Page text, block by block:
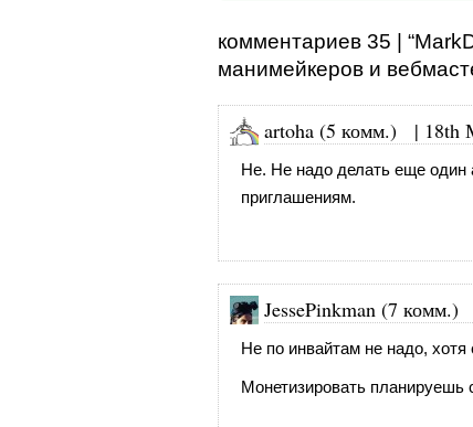
комментариев 35 |
манимейкеров и
artoha (5 комм.) | 18th
Не. Не надо делать еще один
приглашениям.
JessePinkman (7 комм.)
Не по инвайтам не надо,
Монетизировать планируешь